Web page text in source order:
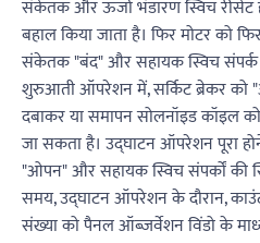
संकेतक और ऊर्जा भंडारण स्विच रीसेट
बहाल किया जाता है। फिर मोटर को
संकेतक "बंद" और सहायक स्विच संपर्क
शुरुआती ऑपरेशन में, सर्किट ब्रेकर
दबाकर या समापन सोलनॉइड कॉइल
जा सकता है। उद्घाटन ऑपरेशन पूरा
"ओपन" और सहायक स्विच संपर्कों की
समय, उद्घाटन ऑपरेशन के दौरान,
संख्या को पैनल ऑब्जर्वेशन विंडो के